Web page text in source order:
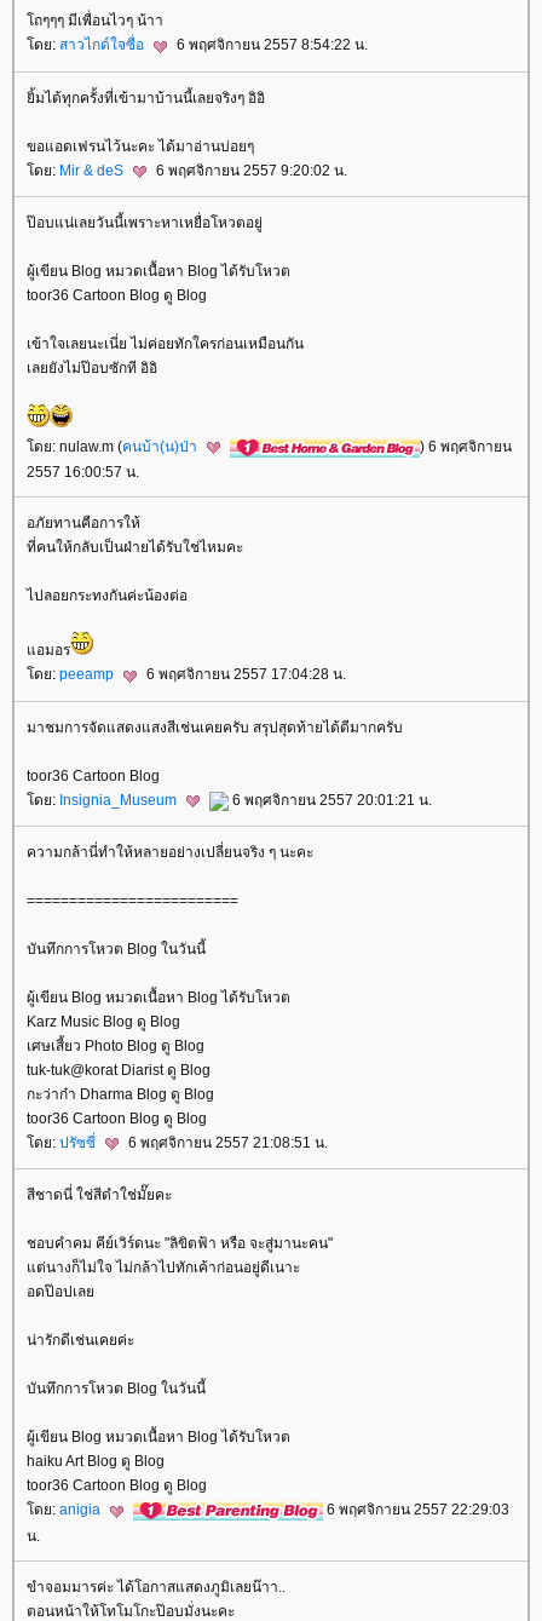
ถๆๆๆ มีเพื่อนไวๆ น้าา
ดย: สาวไกด์ใจซื่อ 6 พฤศจิกายน 2557 8:54:22 น.
ิ้มได้ทุกครั้งที่เข้ามาบ้านนี้เลยจริงๆ อิอิ
ขอแอดเฟรนไว้นะคะ ได้มาอ่านบ่อยๆ
ดย: Mir & deS 6 พฤศจิกายน 2557 9:20:02 น.
ป๊อบแน่เลยวันนี้เพราะหาเหยื่อโหวตอยู่
ผู้เขียน Blog หมวดเนื้อหา Blog ได้รับโหวต
toor36 Cartoon Blog ดู Blog
เข้าใจเลยนะเนี่ย ไม่ค่อยทักใครก่อนเหมือนกัน
เลยยังไม่ป๊อบซักที อิอิ
ดย: nulaw.m (คนบ้า(น)ป่า
) 6 พฤศจิกายน
2557 16:00:57 น.
อภัยทานคือการให้
ที่คนให้กลับเป็นฝ่ายได้รับใช่ไหมคะ
ไปลอยกระทงกันค่ะน้องต่อ
อมอร
ดย: peeamp 6 พฤศจิกายน 2557 17:04:28 น.
มาชมการจัดแสดงแสงสีเช่นเคยครับ สรุปสุดท้ายได้ดีมากครับ
toor36 Cartoon Blog
ดย: Insignia_Museum 6 พฤศจิกายน 2557 20:01:21 น.
ความกล้านี่ทำให้หลายอย่างเปลี่ยนจริง ๆ นะคะ
=========================
บันทึกการโหวต Blog ในวันนี้
ผู้เขียน Blog หมวดเนื้อหา Blog ได้รับโหวต
Karz Music Blog ดู Blog
เศษเสี้ยว Photo Blog ดู Blog
tuk-tuk@korat Diarist ดู Blog
กะว่าก๋า Dharma Blog ดู Blog
toor36 Cartoon Blog ดู Blog
ดย: ปรัซซี่ 6 พฤศจิกายน 2557 21:08:51 น.
สีชาดนี่ ใช่สีดำใช่มั๊ยคะ
ชอบคำคม คีย์เวิร์ดนะ "ลิขิตฟ้า หรือ จะสู่มานะคน"
ต่นางก็ไม่ใจ ไม่กล้าไปทักเค้าก่อนอยู่ดีเนาะ
อดป๊อปเล
น่ารักดีเช่นเคยค่ะ
บันทึกการโหวต Blog ในวันนี้
ผู้เขียน Blog หมวดเนื้อหา Blog ได้รับโหวต
haiku Art Blog ดู Blog
toor36 Cartoon Blog ดู Blog
ดย: anigia
6 พฤศจิกายน 2557 22:29:03
น.
ขำจอมมารค่ะ ได้โอกาสแสดงภูมิเลยน๊าา..
ตอนหน้าให้โทโมโกะป๊อบมั่งนะคะ